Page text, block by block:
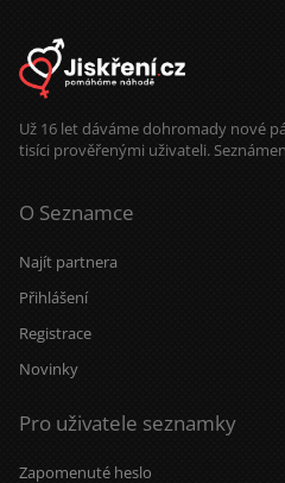
Už 16 let dáváme dohromady nové
tisíci prověřenými uživateli.
O Seznamce
Najít partnera
Přihlášení
Registrace
Novinky
Pro uživatele seznamky
Zapomenuté heslo